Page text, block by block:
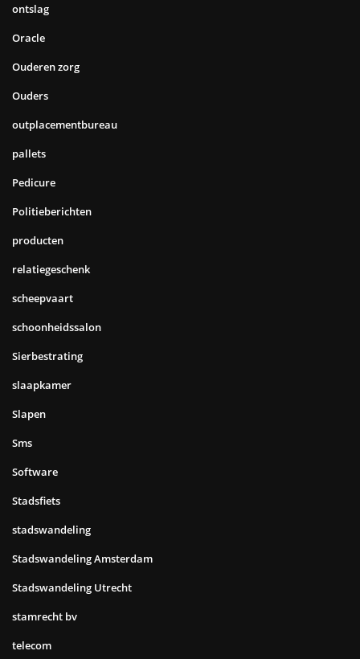
ontslag
Oracle
Ouderen zorg
Ouders
outplacementbureau
pallets
Pedicure
Politieberichten
producten
relatiegeschenk
scheepvaart
schoonheidssalon
Sierbestrating
slaapkamer
Slapen
Sms
Software
Stadsfiets
stadswandeling
Stadswandeling Amsterdam
Stadswandeling Utrecht
stamrecht bv
telecom